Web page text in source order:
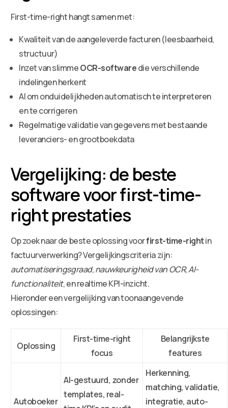
First-time-right hangt samen met:
Kwaliteit van de aangeleverde facturen (leesbaarheid,
structuur)
Inzet van slimmeOCR-softwaredie verschillende
indelingen herkent
AI om onduidelijkheden automatisch te interpreteren
en te corrigeren
Regelmatige validatie van gegevens met bestaande
leveranciers- en grootboekdata
Vergelijking: de beste
software voor first-time-
right prestaties
Op zoek naar de beste oplossing voorfirst-time-rightin
factuurverwerking? Vergelijkingscriteria zijn:
automatiseringsgraad,nauwkeurigheid van OCR,AI-
functionaliteit, en realtime KPI-inzicht.
Hieronder een vergelijking van toonaangevende
oplossingen:
Oplossing
First-time-right
focus
Belangrijkste
features
Autoboeker
AI-gestuurd, zonder
templates, real-
Herkenning,
matching, validatie,
integratie, auto-